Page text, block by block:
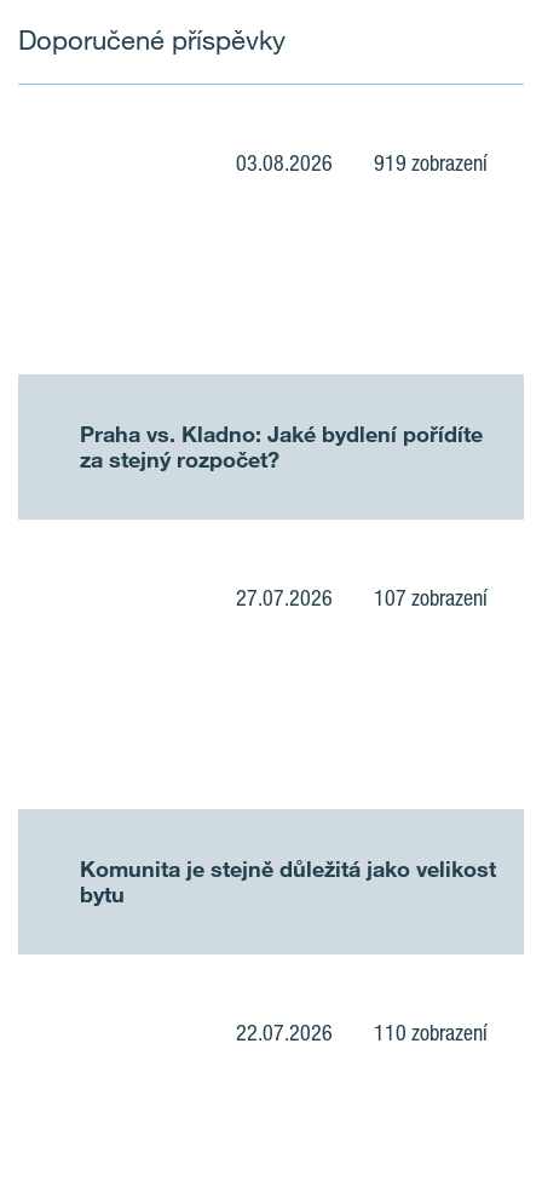
Doporučené příspěvky
03.08.2026 919 zobrazení
Praha vs. Kladno: Jaké bydlení pořídíte
za stejný rozpočet?
27.07.2026 107 zobrazení
Komunita je stejně důležitá jako velikost
bytu
22.07.2026 110 zobrazení